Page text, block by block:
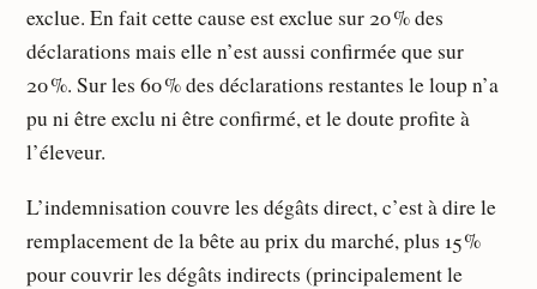
exclue. En fait cette cause est exclue sur 20 % des
déclarations mais elle n’est aussi confirmée que sur
20 %. Sur les 60 % des déclarations restantes le loup n’a
pu ni être exclu ni être confirmé, et le doute profite à
l’éleveur.
L’indemnisation couvre les dégâts direct, c’est à dire le
remplacement de la bête au prix du marché, plus 15 %
pour couvrir les dégâts indirects (principalement le